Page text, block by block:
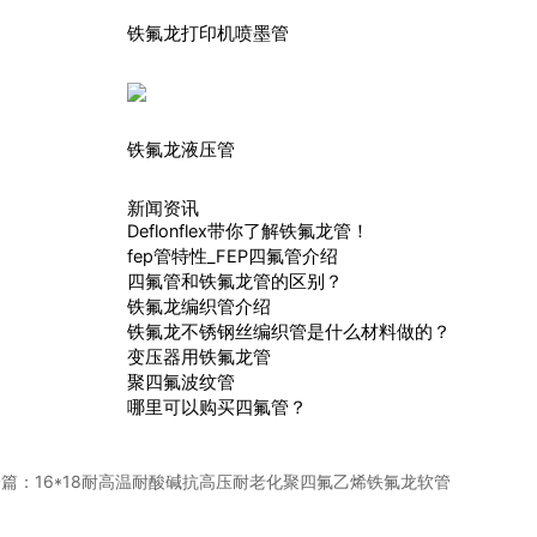
铁氟龙打印机喷墨管
铁氟龙液压管
新闻资讯
Deflonflex带你了解铁氟龙管！
fep管特性_FEP四氟管介绍
四氟管和铁氟龙管的区别？
铁氟龙编织管介绍
铁氟龙不锈钢丝编织管是什么材料做的？
变压器用铁氟龙管
聚四氟波纹管
哪里可以购买四氟管？
： 16*18耐高温耐酸碱抗高压耐老化聚四氟乙烯铁氟龙软管